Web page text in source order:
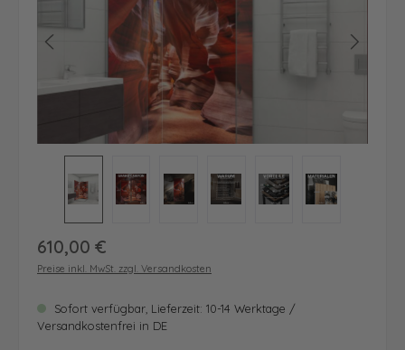
Regulärer Preis:
610,00 €
Preise inkl. MwSt. zzgl. Versandkosten
Sofort verfügbar, Lieferzeit: 10-14 Werktage /
Versandkostenfrei in DE